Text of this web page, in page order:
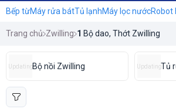
Bếp từMáy rửa bátTủ lạnhMáy lọc nướcRobot
Trang chủ Zwilling 1 Bộ dao, Thớt Zwilling
UpdatingBộ nồi Zwilling UpdatingTủ